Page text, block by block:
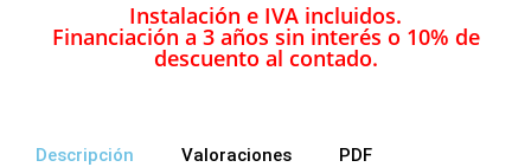
Instalación e IVA incluidos.
Financiación a 3 años sin interés o 10% de
descuento al contado.
Descripción Valoraciones PDF